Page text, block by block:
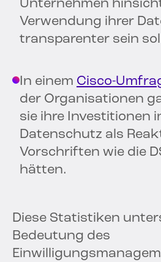
Unternehmen
Verwendung ihrer
transparenter sein
In einem Cisco-
der Organisationen
sie ihre Investitionen
Datenschutz als
Vorschriften wie die
hätten.
Diese Statistiken
Bedeutung des